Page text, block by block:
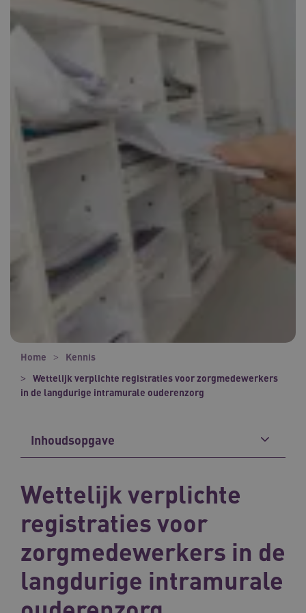
Home
Kennis
Wettelijk verplichte registraties voor zorgmedewerkers
in de langdurige intramurale ouderenzorg
Inhoudsopgave
Wettelijk verplichte
registraties voor
zorgmedewerkers in de
langdurige intramurale